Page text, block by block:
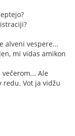
alveni vespere...
mi vidas amikon
Ale
redu. Vot ja vidžu